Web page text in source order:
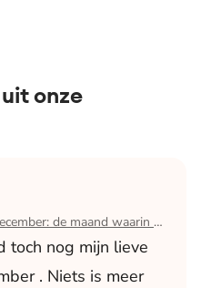
onze
Blog Bianca | December: de maand waarin ik mijn man verloor
toch nog mijn lieve
. Niets is meer
| December: de maand